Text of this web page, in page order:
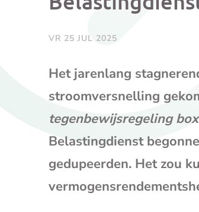
VR 25 JUL 2025
Het jarenlang
stroomversnelling
tegenbewijsregeling
Belastingdienst
gedupeerden. Het zou